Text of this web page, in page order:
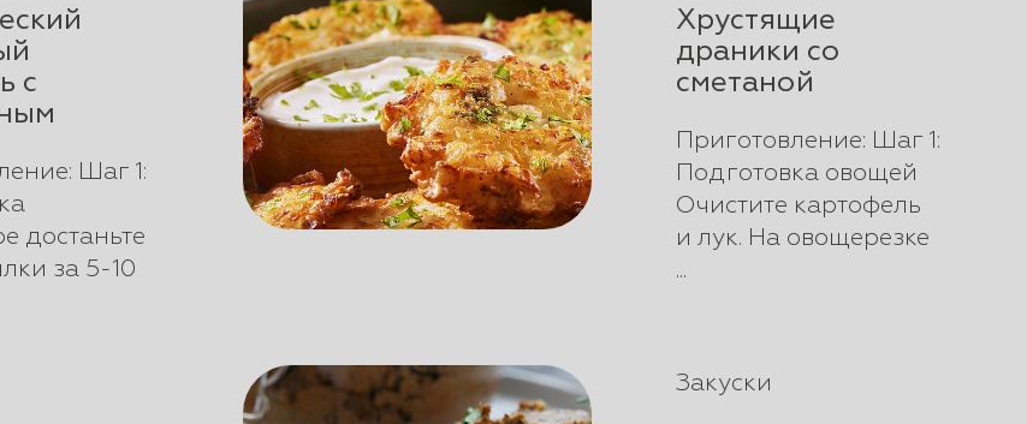
с
Шаг 1:
достаньте
за 5-10
Хрустящие
драники со
сметаной
Приготовление: Шаг 1:
Подготовка овощей
Очистите картофель
и лук. На овощерезке
...
Закуски